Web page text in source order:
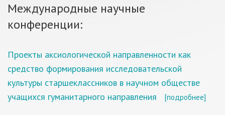
Международные научные
конференции:
Проекты аксиологической направленности как
средство формирования исследовательской
культуры старшеклассников в научном обществе
учащихся гуманитарного направления
[подробнее]